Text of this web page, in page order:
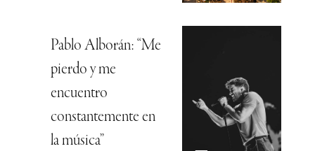
Pablo Alborán: “Me
pierdo y me
encuentro
constantemente en
la música”